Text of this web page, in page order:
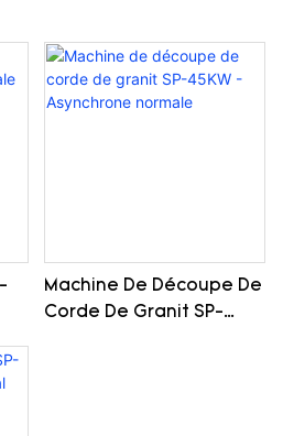
Machine De Découpe De
Corde De Granit SP-